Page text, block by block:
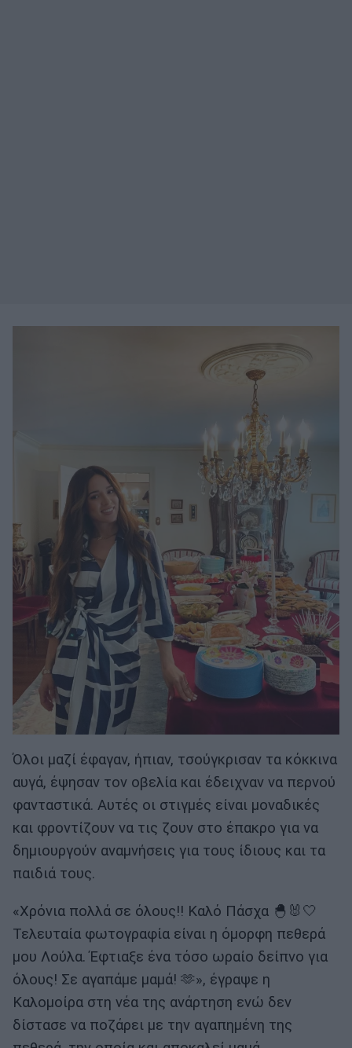
Όλοι μαζί έφαγαν, ήπιαν, τσούγκρισαν τα κόκκινα
αυγά, έψησαν τον οβελία και έδειχναν να περνού
φανταστικά. Αυτές οι στιγμές είναι μοναδικές
και φροντίζουν να τις ζουν στο έπακρο για να
δημιουργούν αναμνήσεις για τους ίδιους και τα
παιδιά τους.
«Χρόνια πολλά σε όλους!! Καλό Πάσχα 🐣🐰🤍
Τελευταία φωτογραφία είναι η όμορφη πεθερά
μου Λούλα. Έφτιαξε ένα τόσο ωραίο δείπνο για
όλους! Σε αγαπάμε μαμά! 🫶», έγραψε η
Καλομοίρα στη νέα της ανάρτηση ενώ δεν
δίστασε να ποζάρει με την αγαπημένη της